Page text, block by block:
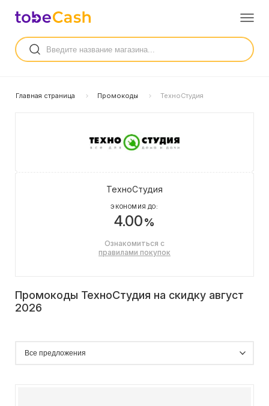
Главная страница Промокоды ТехноСтудия
ТехноСтудия
ЭКОНОМИЯ ДО:
4.00%
Ознакомиться с
правилами покупок
Промокоды ТехноСтудия на скидку август
2026